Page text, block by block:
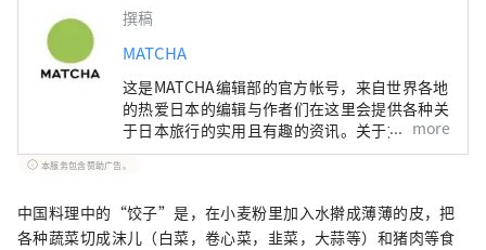
撰稿
MATCHA
这是MATCHA编辑部的官方帐号，来自世界各地
的热爱日本的编辑与作者们在这里会提供各种关
于日本旅行的实用且有趣的资讯。关于文章内
容，也是由MATCHA编辑们实际进行调查、採
访，或是搜集了丰富的旅游情报后，根据这些资
more
本服务包含赞助广告。
中国料理中的“饺子”是，在小麦粉里加入水擀成薄薄的皮，把
各种蔬菜切成沫儿（白菜，卷心菜，韭菜，大蒜等）和猪肉等食